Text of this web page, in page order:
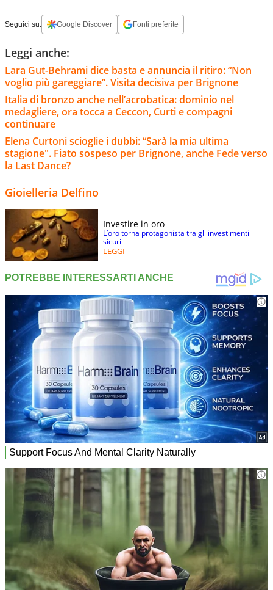
Seguici su: Google Discover Fonti preferite
Leggi anche:
Lara Gut-Behrami dice basta e annuncia il ritiro: “Non
voglio più gareggiare”. Visita decisiva per Brignone
Italia di bronzo anche nell’acrobatica: dominio nel
medagliere, ora tocca a Ceccon, Curti e compagni
continuare
Elena Curtoni scioglie i dubbi: “Sarà la mia ultima
stagione". Fiato sospeso per Brignone, anche Fede verso
la Last Dance?
Gioielleria Delfino
Investire in oro
L’oro torna protagonista tra gli investimenti
sicuri
LEGGI